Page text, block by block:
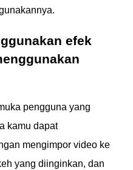
efek
pengguna yang
kamu dapat
mengimpor video ke
yang diinginkan, dan